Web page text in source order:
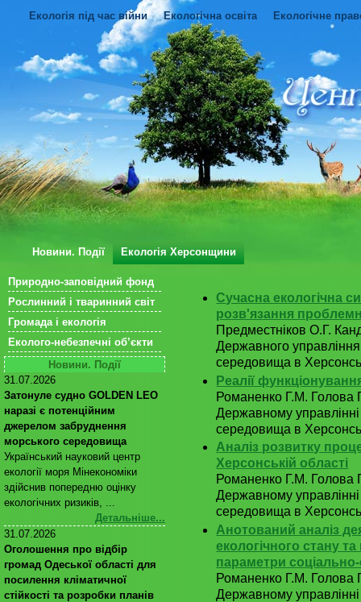
Екологія під час війни Екологічна освіта Екологічне
Новини. Події Екологія Херсонщини
Природно-заповідний фонд
Рослинний і тваринний світ
Громада і екологія
Еколого-небезпечні об’єкти
Новини. Події
31.07.2026
Затонуле судно GOLDEN LEO
наразі є потенційним
джерелом забруднення
морського середовища
Український науковий центр
екології моря Мінекономіки
здійснив попередню оцінку
екологічних ризиків, ...
Детальніше...
31.07.2026
Оголошення про відбір
громад Одеської області для
посилення кліматичної
стійкості та розробки планів
Сучасна екологічна
розв'язання
Предместніков О.Г.
Державного
середовища в
Реалії
Романенко Г.М. Голова
Державному
середовища в
Аналіз розвитку
Херсонській області
Романенко Г.М. Голова
Державному
середовища в
Анотований аналіз
екологічного стану
параметри
Романенко Г.М. Голова
Державному